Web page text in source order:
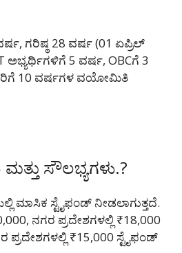
ಗರಿಷ್ಠ 28 ವರ್ಷ (01 ಏಪ್ರಿಲ್
ಅಭ್ಯರ್ಥಿಗಳಿಗೆ 5 ವರ್ಷ, OBCಗೆ 3
10 ವರ್ಷಗಳ ವಯೋಮಿತಿ
ಸೌಲಭ್ಯಗಳು.?
ಸ್ಟೈಫಂಡ್ ನೀಡಲಾಗುತ್ತದೆ.
ನಗರ ಪ್ರದೇಶಗಳಲ್ಲಿ ₹18,000
ಪ್ರದೇಶಗಳಲ್ಲಿ ₹15,000 ಸ್ಟೈಫಂಡ್